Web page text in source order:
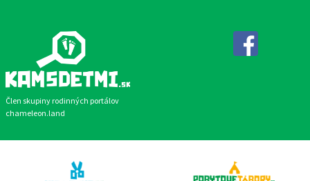
Člen skupiny rodinných portálov
chameleon.land